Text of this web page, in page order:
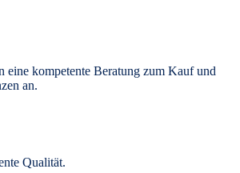
eine kompetente Beratung zum Kauf und
an.
Qualität.